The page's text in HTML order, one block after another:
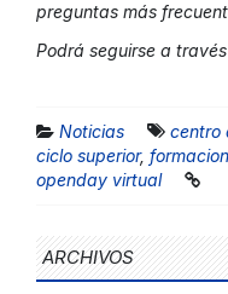
preguntas más
Podrá seguirse a
Noticias centro
ciclo superior,
openday virtual
ARCHIVOS